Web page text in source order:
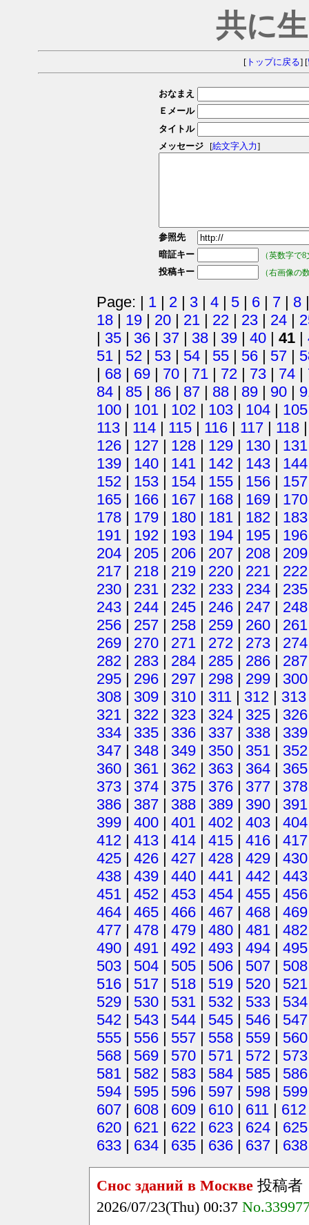
共に
[トップに戻る] [
おなまえ
Ｅメール
タイトル
メッセージ
[絵文字入力]
参照先
暗証キー
（英数字で
投稿キー （右画像の
Page: | 1 | 2 | 3 | 4 | 5 | 6 | 7 | 8
18 | 19 | 20 | 21 | 22 | 23 | 24 |
| 35 | 36 | 37 | 38 | 39 | 40 | 41 |
51 | 52 | 53 | 54 | 55 | 56 | 57 |
| 68 | 69 | 70 | 71 | 72 | 73 | 74 |
84 | 85 | 86 | 87 | 88 | 89 | 90 |
100 | 101 | 102 | 103 | 104 | 105
113 | 114 | 115 | 116 | 117 | 118
126 | 127 | 128 | 129 | 130 | 131
139 | 140 | 141 | 142 | 143 | 144
152 | 153 | 154 | 155 | 156 | 157
165 | 166 | 167 | 168 | 169 | 170
178 | 179 | 180 | 181 | 182 | 183
191 | 192 | 193 | 194 | 195 | 196
204 | 205 | 206 | 207 | 208 | 209
217 | 218 | 219 | 220 | 221 | 222
230 | 231 | 232 | 233 | 234 | 235
243 | 244 | 245 | 246 | 247 | 248
256 | 257 | 258 | 259 | 260 | 261
269 | 270 | 271 | 272 | 273 | 274
282 | 283 | 284 | 285 | 286 | 287
295 | 296 | 297 | 298 | 299 | 300
308 | 309 | 310 | 311 | 312 | 313
321 | 322 | 323 | 324 | 325 | 326
334 | 335 | 336 | 337 | 338 | 339
347 | 348 | 349 | 350 | 351 | 352
360 | 361 | 362 | 363 | 364 | 365
373 | 374 | 375 | 376 | 377 | 378
386 | 387 | 388 | 389 | 390 | 391
399 | 400 | 401 | 402 | 403 | 404
412 | 413 | 414 | 415 | 416 | 417
425 | 426 | 427 | 428 | 429 | 430
438 | 439 | 440 | 441 | 442 | 443
451 | 452 | 453 | 454 | 455 | 456
464 | 465 | 466 | 467 | 468 | 469
477 | 478 | 479 | 480 | 481 | 482
490 | 491 | 492 | 493 | 494 | 495
503 | 504 | 505 | 506 | 507 | 508
516 | 517 | 518 | 519 | 520 | 521
529 | 530 | 531 | 532 | 533 | 534
542 | 543 | 544 | 545 | 546 | 547
555 | 556 | 557 | 558 | 559 | 560
568 | 569 | 570 | 571 | 572 | 573
581 | 582 | 583 | 584 | 585 | 586
594 | 595 | 596 | 597 | 598 | 599
607 | 608 | 609 | 610 | 611 | 612
620 | 621 | 622 | 623 | 624 | 625
633 | 634 | 635 | 636 | 637 | 638
Снос зданий в Москве 投稿者
2026/07/23(Thu) 00:37